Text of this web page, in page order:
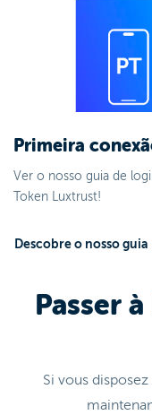
Primeira
Ver o nosso guia de
Token Luxtrust!
Descobre o nosso guia
Passer
Si vous disposez